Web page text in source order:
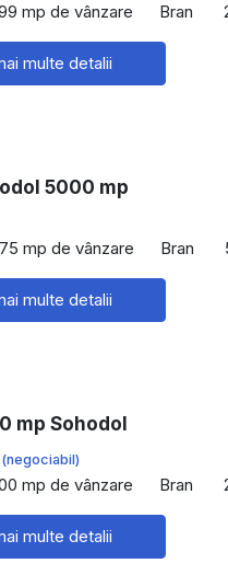
mp de vânzare Bran
multe detalii
5000 mp
mp de vânzare Bran
multe detalii
mp Sohodol
(negociabil)
mp de vânzare Bran
multe detalii